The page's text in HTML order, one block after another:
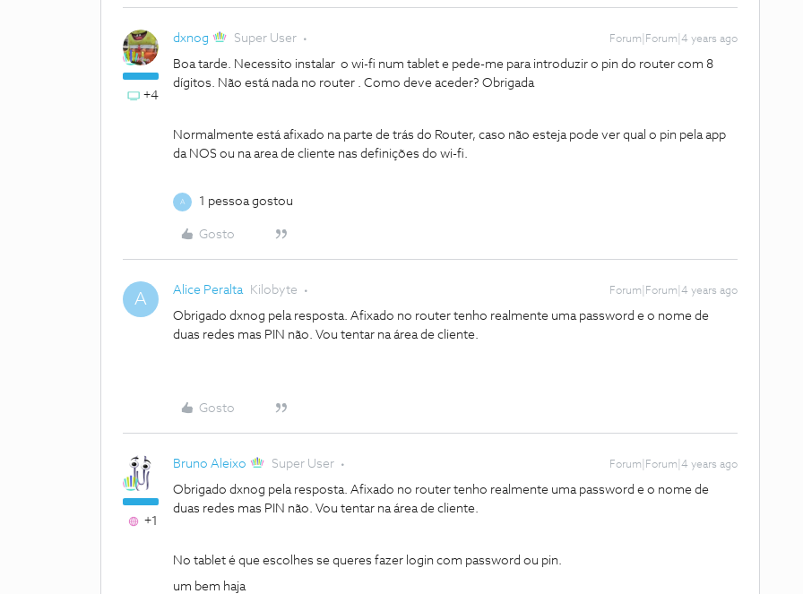
+4
dxnog Super User Forum|Forum|4 years ago
Boa tarde. Necessito instalar o wi-fi num tablet e pede-me para introduzir o pin do router com 8
dígitos. Não está nada no router . Como deve aceder? Obrigada
Normalmente está afixado na parte de trás do Router, caso não esteja pode ver qual o pin pela app
da NOS ou na area de cliente nas definições do wi-fi.
A 1 pessoa gostou
Gosto
A Alice Peralta Kilobyte Forum|Forum|4 years ago
Obrigado dxnog pela resposta. Afixado no router tenho realmente uma password e o nome de
duas redes mas PIN não. Vou tentar na área de cliente.
Gosto
+1
Bruno Aleixo Super User Forum|Forum|4 years ago
Obrigado dxnog pela resposta. Afixado no router tenho realmente uma password e o nome de
duas redes mas PIN não. Vou tentar na área de cliente.
No tablet é que escolhes se queres fazer login com password ou pin.
um bem haja